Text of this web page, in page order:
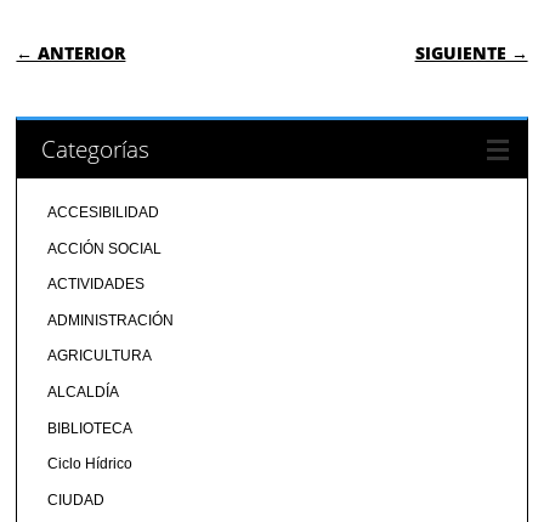
NAVEGACIÓN DE ENTRADAS
← ANTERIOR SIGUIENTE →
Categorías
ACCESIBILIDAD
ACCIÓN SOCIAL
ACTIVIDADES
ADMINISTRACIÓN
AGRICULTURA
ALCALDÍA
BIBLIOTECA
Ciclo Hídrico
CIUDAD